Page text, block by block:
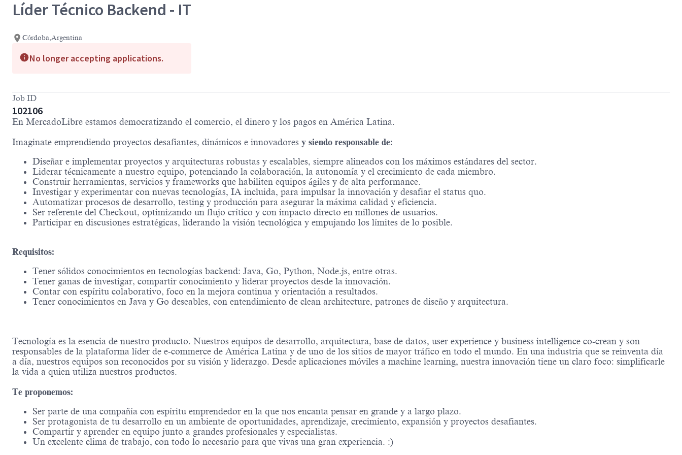
Líder Técnico Backend - IT
Córdoba,Argentina
No longer accepting applications.
Job ID
102106
En MercadoLibre estamos democratizando el comercio, el dinero y los pagos en América Latina.
Imaginate emprendiendo proyectos desafiantes, dinámicos e innovadores y siendo responsable de:
Diseñar e implementar proyectos y arquitecturas robustas y escalables, siempre alineados con los máximos estándares del sector.
Liderar técnicamente a nuestro equipo, potenciando la colaboración, la autonomía y el crecimiento de cada miembro.
Construir herramientas, servicios y frameworks que habiliten equipos ágiles y de alta performance.
Investigar y experimentar con nuevas tecnologías, IA incluida, para impulsar la innovación y desafiar el status quo.
Automatizar procesos de desarrollo, testing y producción para asegurar la máxima calidad y eficiencia.
Ser referente del Checkout, optimizando un flujo crítico y con impacto directo en millones de usuarios.
Participar en discusiones estratégicas, liderando la visión tecnológica y empujando los límites de lo posible.
Requisitos:
Tener sólidos conocimientos en tecnologías backend: Java, Go, Python, Node.js, entre otras.
Tener ganas de investigar, compartir conocimiento y liderar proyectos desde la innovación.
Contar con espíritu colaborativo, foco en la mejora continua y orientación a resultados.
Tener conocimientos en Java y Go deseables, con entendimiento de clean architecture, patrones de diseño y arquitectura.
Tecnología es la esencia de nuestro producto. Nuestros equipos de desarrollo, arquitectura, base de datos, user experience y business intelligence co-crean y son
responsables de la plataforma líder de e-commerce de América Latina y de uno de los sitios de mayor tráfico en todo el mundo. En una industria que se reinventa día
a día, nuestros equipos son reconocidos por su visión y liderazgo. Desde aplicaciones móviles a machine learning, nuestra innovación tiene un claro foco: simplificarle
la vida a quien utiliza nuestros productos.
Te proponemos:
Ser parte de una compañía con espíritu emprendedor en la que nos encanta pensar en grande y a largo plazo.
Ser protagonista de tu desarrollo en un ambiente de oportunidades, aprendizaje, crecimiento, expansión y proyectos desafiantes.
Compartir y aprender en equipo junto a grandes profesionales y especialistas.
Un excelente clima de trabajo, con todo lo necesario para que vivas una gran experiencia. :)